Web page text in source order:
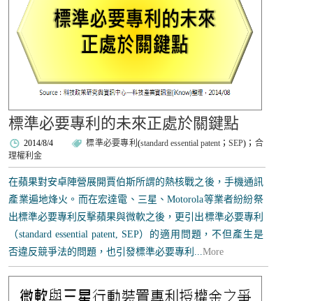
標準必要專利的未來正處於關鍵點
2014/8/4 標準必要專利 (standard essential patent ；SEP)； 合
理權利金
在蘋果對安卓陣營展開賈伯斯所謂的熱核戰之後，手機通訊
產業遍地烽火。而在宏達電、三星、Motorola等業者紛紛祭
出標準必要專利反擊蘋果與微軟之後，更引出標準必要專利
（standard essential patent, SEP）的適用問題，不但產生是
否違反競爭法的問題，也引發標準必要專利...More